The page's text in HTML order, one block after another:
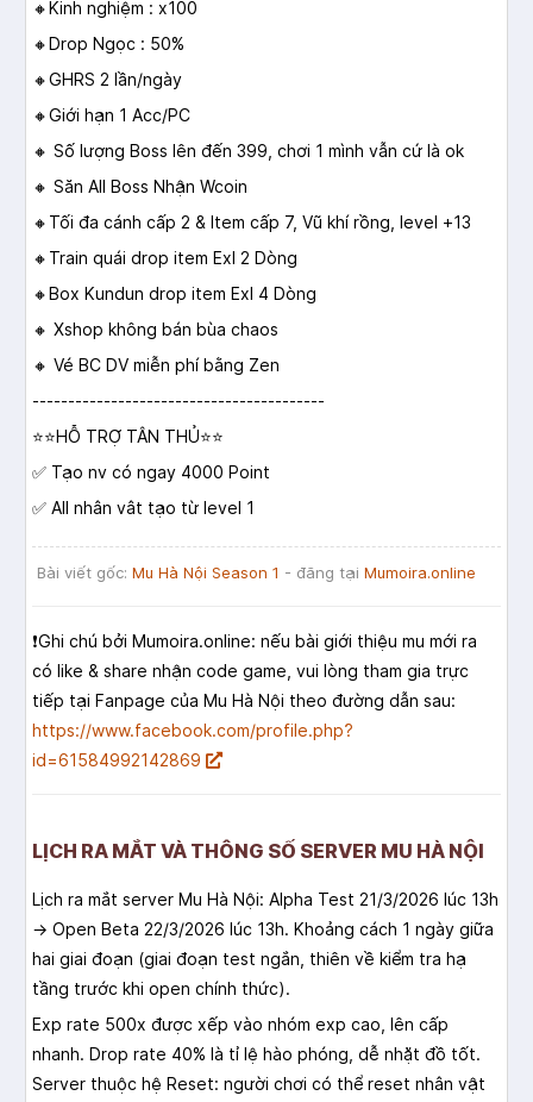
🔸Kinh nghiệm : x100
🔸Drop Ngọc : 50%
🔸GHRS 2 lần/ngày
🔸Giới hạn 1 Acc/PC
🔸 Số lượng Boss lên đến 399, chơi 1 mình vẫn cứ là ok
🔸 Săn All Boss Nhận Wcoin
🔸Tối đa cánh cấp 2 & Item cấp 7, Vũ khí rồng, level +13
🔸Train quái drop item Exl 2 Dòng
🔸Box Kundun drop item Exl 4 Dòng
🔸 Xshop không bán bùa chaos
🔸 Vé BC DV miễn phí bằng Zen
-----------------------------------------
⭐️⭐️HỖ TRỢ TÂN THỦ⭐️⭐️
✅ Tạo nv có ngay 4000 Point
✅ All nhân vât tạo từ level 1
Bài viết gốc: Mu Hà Nội Season 1 - đăng tại Mumoira.online
❗️Ghi chú bởi Mumoira.online: nếu bài giới thiệu mu mới ra
có like & share nhận code game, vui lòng tham gia trực
tiếp tại Fanpage của Mu Hà Nội theo đường dẫn sau:
https://www.facebook.com/profile.php?
id=61584992142869
LỊCH RA MẮT VÀ THÔNG SỐ SERVER MU HÀ NỘI
Lịch ra mắt server Mu Hà Nội: Alpha Test 21/3/2026 lúc 13h
→ Open Beta 22/3/2026 lúc 13h. Khoảng cách 1 ngày giữa
hai giai đoạn (giai đoạn test ngắn, thiên về kiểm tra hạ
tầng trước khi open chính thức).
Exp rate 500x được xếp vào nhóm exp cao, lên cấp
nhanh. Drop rate 40% là tỉ lệ hào phóng, dễ nhặt đồ tốt.
Server thuộc hệ Reset: người chơi có thể reset nhân vật